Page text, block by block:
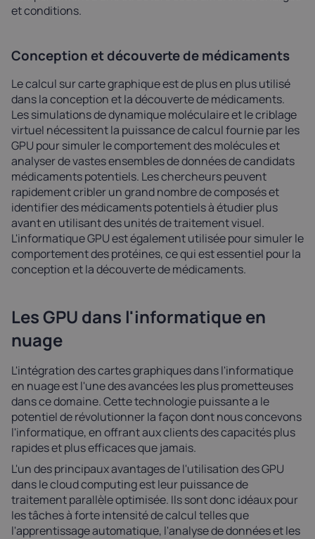
et conditions.
Conception et découverte de médicaments
Le calcul sur carte graphique est de plus en plus utilisé
dans la conception et la découverte de médicaments.
Les simulations de dynamique moléculaire et le criblage
virtuel nécessitent la puissance de calcul fournie par les
GPU pour simuler le comportement des molécules et
analyser de vastes ensembles de données de candidats
médicaments potentiels. Les chercheurs peuvent
rapidement cribler un grand nombre de composés et
identifier des médicaments potentiels à étudier plus
avant en utilisant des unités de traitement visuel.
L'informatique GPU est également utilisée pour simuler le
comportement des protéines, ce qui est essentiel pour la
conception et la découverte de médicaments.
Les GPU dans l'informatique en
nuage
L'intégration des cartes graphiques dans l'informatique
en nuage est l'une des avancées les plus prometteuses
dans ce domaine. Cette technologie puissante a le
potentiel de révolutionner la façon dont nous concevons
l'informatique, en offrant aux clients des capacités plus
rapides et plus efficaces que jamais.
L'un des principaux avantages de l'utilisation des GPU
dans le cloud computing est leur puissance de
traitement parallèle optimisée. Ils sont donc idéaux pour
les tâches à forte intensité de calcul telles que
l'apprentissage automatique, l'analyse de données et les